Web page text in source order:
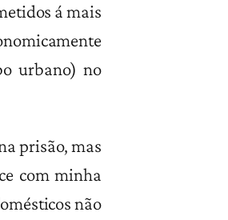
á mais
urbano) no
prisão, mas
com minha
não